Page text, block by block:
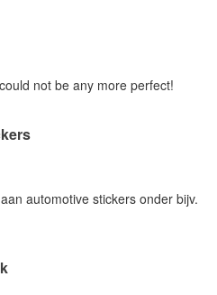
not be any more perfect!
automotive stickers onder bijv.